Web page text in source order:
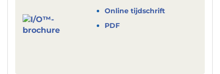
Online tijdschrift
PDF